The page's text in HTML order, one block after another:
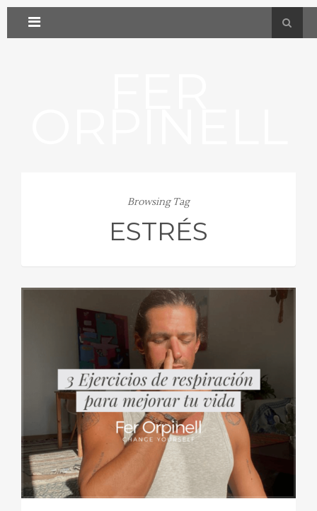
Browsing Tag
ESTRÉS